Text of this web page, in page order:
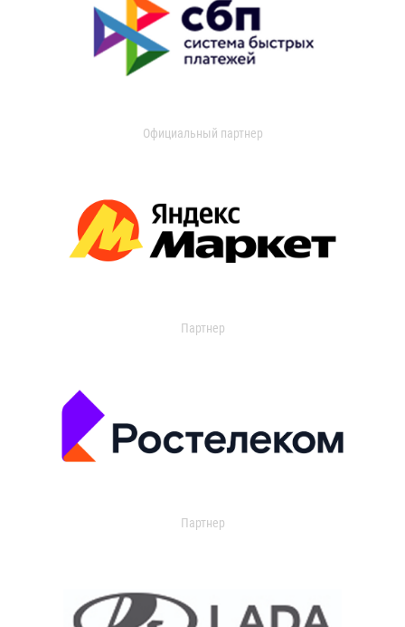
Официальный партнер
Партнер
Партнер